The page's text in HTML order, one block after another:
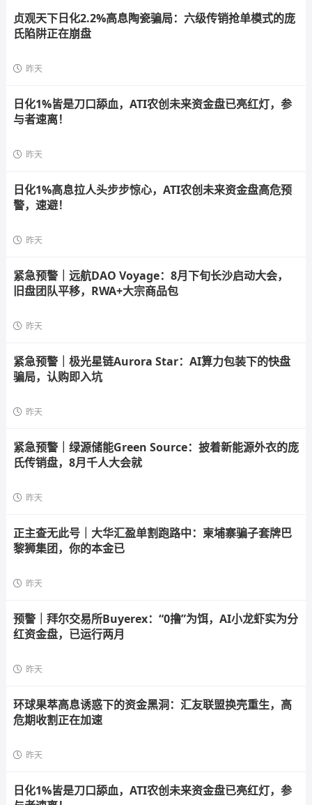
贞观天下日化2.2%高息陶瓷骗局：六级传销抢单模式的庞
氏陷阱正在崩盘
昨天
日化1%皆是刀口舔血，ATI农创未来资金盘已亮红灯，参
与者速离！
昨天
日化1%高息拉人头步步惊心，ATI农创未来资金盘高危预
警，速避！
昨天
紧急预警｜远航DAO Voyage：8月下旬长沙启动大会，
旧盘团队平移，RWA+大宗商品包
昨天
紧急预警｜极光星链Aurora Star：AI算力包装下的快盘
骗局，认购即入坑
昨天
紧急预警｜绿源储能Green Source：披着新能源外衣的庞
氏传销盘，8月千人大会就
昨天
正主查无此号｜大华汇盈单割跑路中：柬埔寨骗子套牌巴
黎狮集团，你的本金已
昨天
预警｜拜尔交易所Buyerex：“0撸”为饵，AI小龙虾实为分
红资金盘，已运行两月
昨天
环球果萃高息诱惑下的资金黑洞：汇友联盟换壳重生，高
危期收割正在加速
昨天
日化1%皆是刀口舔血，ATI农创未来资金盘已亮红灯，参